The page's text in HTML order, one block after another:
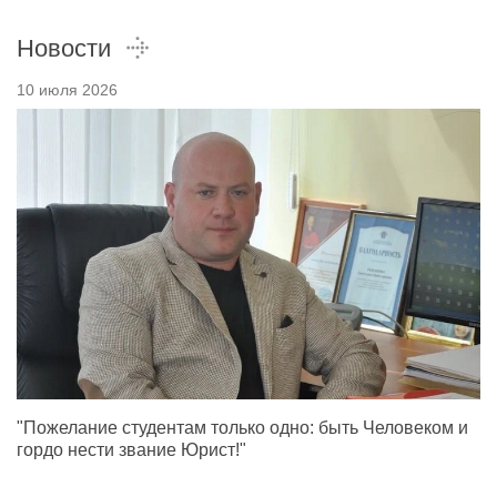
Новости
10 июля 2026
"Пожелание студентам только одно: быть Человеком и
гордо нести звание Юрист!"